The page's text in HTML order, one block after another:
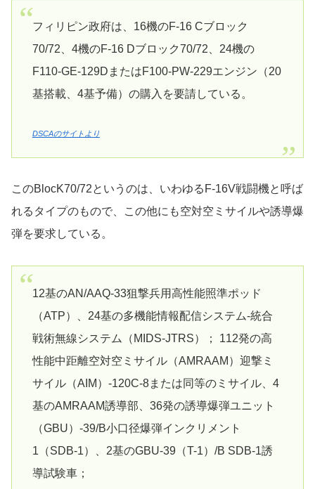
フィリピン政府は、16機のF-16 Cブロック
70/72、4機のF-16 Dブロック70/72、24機の
F110-GE-129DまたはF100-PW-229エンジン（20
基搭載、4基予備）の購入を要請している。
DSCAのサイトより
このBlocK70/72というのは、いわゆるF-16V戦闘機と呼ば
れるタイプのもので、この他にも空対空ミサイルや誘導爆
弾を要求している。
12基のAN/AAQ-33狙撃兵用高性能照準ポッド
（ATP）、24基の多機能情報配信システム-統合
戦術無線システム（MIDS-JTRS）； 112発の高
性能中距離空対空ミサイル（AMRAAM）迎撃ミ
サイル（AIM）-120C-8または同等のミサイル、4
基のAMRAAM誘導部、36発の誘導爆弾ユニット
（GBU）-39/B小口径爆弾インクリメント
1（SDB-1）、2基のGBU-39（T-1）/B SDB-1誘
導試験車；